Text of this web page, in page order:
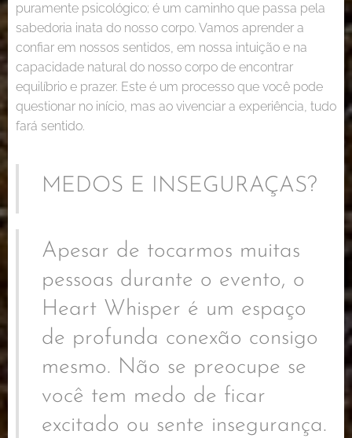
puramente psicológico; é um caminho que passa pela
sabedoria inata do nosso corpo. Vamos aprender a
confiar em nossos sentidos, em nossa intuição e na
capacidade natural do nosso corpo de encontrar
equilíbrio e prazer. Este é um processo que você pode
questionar no início, mas ao vivenciar a experiência, tudo
fará sentido.
MEDOS E INSEGURAÇAS?
Apesar de tocarmos muitas
pessoas durante o evento, o
Heart Whisper é um espaço
de profunda conexão consigo
mesmo. Não se preocupe se
você tem medo de ficar
excitado ou sente insegurança.